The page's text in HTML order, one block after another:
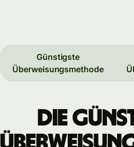
Günstigste
Überweisungsmethode
Die